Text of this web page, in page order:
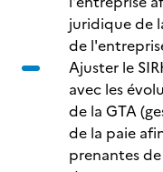
juridique de
de
Ajuster le
avec les
de la GTA
de la paie
prenantes